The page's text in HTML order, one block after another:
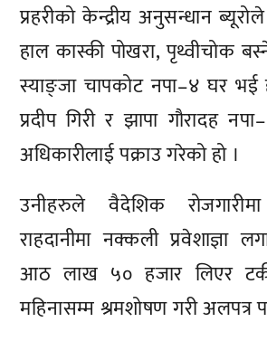
प्रहरीको केन्द्रीय अनुसन्धान
हाल कास्की पोखरा, पृथ्वीचोक बस्ने
स्याङ्जा चापकोट नपा–४ घर भई
प्रदीप गिरी र झापा गौरादह
अधिकारीलाई पक्राउ गरेको हो ।
उनीहरुले वैदेशिक
राहदानीमा नक्कली प्रवेशाज्ञा
आठ लाख ५० हजार लिएर
महिनासम्म श्रमशोषण गरी अलपत्र